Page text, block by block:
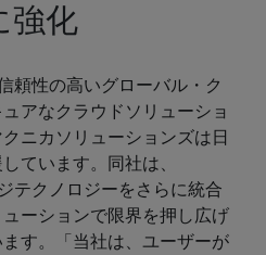
強化
頼性の高いグローバル・ク
アなクラウドソリューショ
ニカソリューションズは日
ています。同社は、
テクノロジーをさらに統合
ーションで限界を押し広げ
す。「当社は、ユーザーが